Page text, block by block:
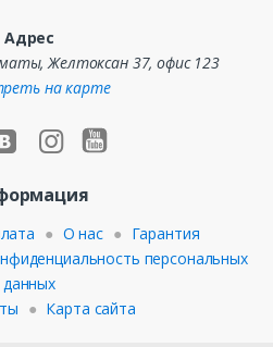
Адрес
Желтоксан 37, офис 123
на карте
О нас
Гарантия
персональных
данных
Карта сайта